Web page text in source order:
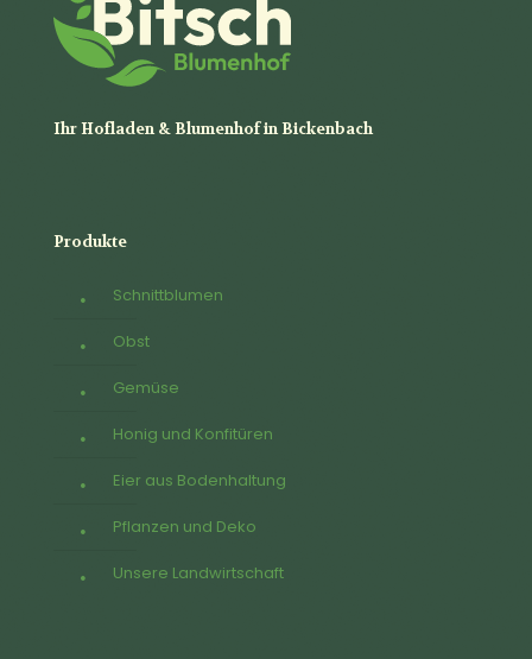
Ihr Hofladen & Blumenhof in Bickenbach
Produkte
Schnittblumen
Obst
Gemüse
Honig und Konfitüren
Eier aus Bodenhaltung
Pflanzen und Deko
Unsere Landwirtschaft